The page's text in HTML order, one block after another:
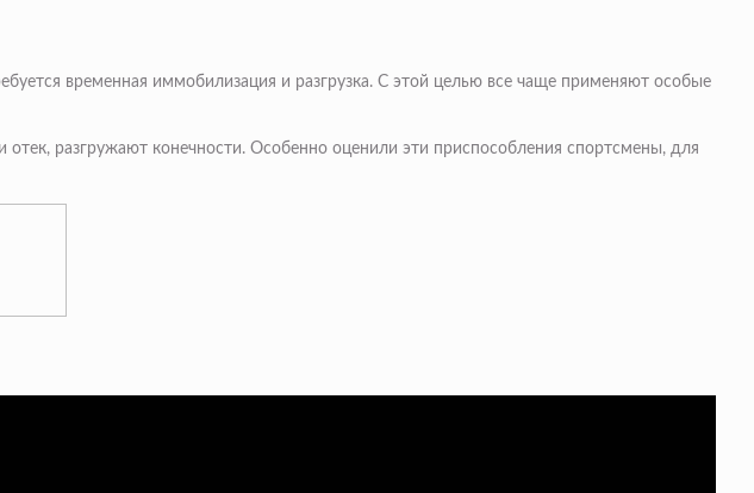
временная иммобилизация и разгрузка. С этой целью все чаще применяют особые
разгружают конечности. Особенно оценили эти приспособления спортсмены, для